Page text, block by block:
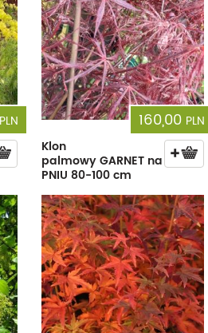
PLN
160,00 PLN
Klon
palmowy GARNET na
PNIU 80-100 cm